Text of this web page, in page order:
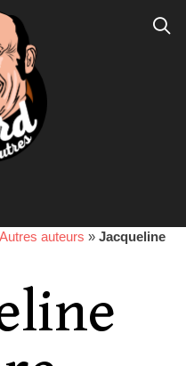
Autres auteurs » Jacqueline